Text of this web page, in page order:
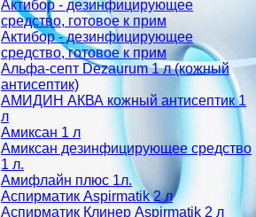
Актибор - дезинфицирующее
средство, готовое к прим
Актибор - дезинфицирующее
средство, готовое к прим
Альфа-септ Dezaurum 1 л (кожный
антисептик)
АМИДИН АКВА кожный антисептик 1
л
Амиксан 1 л
Амиксан дезинфицирующее средство
1 л.
Амифлайн плюс 1л.
Аспирматик Aspirmatik 2 л
Аспирматик Клинер Aspirmatik 2 л